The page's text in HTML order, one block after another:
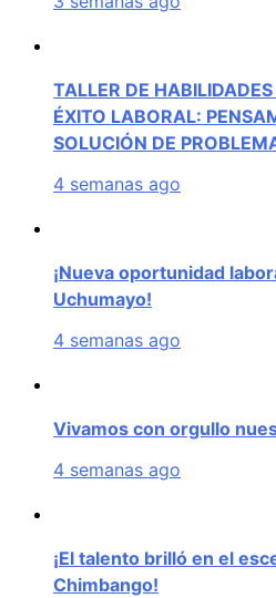
TALLER DE
ÉXITO LABORAL:
SOLUCIÓN DE
4 semanas ago
¡Nueva oportunidad
Uchumayo!
4 semanas ago
Vivamos con orgullo
4 semanas ago
¡El talento brilló en el
Chimbango!